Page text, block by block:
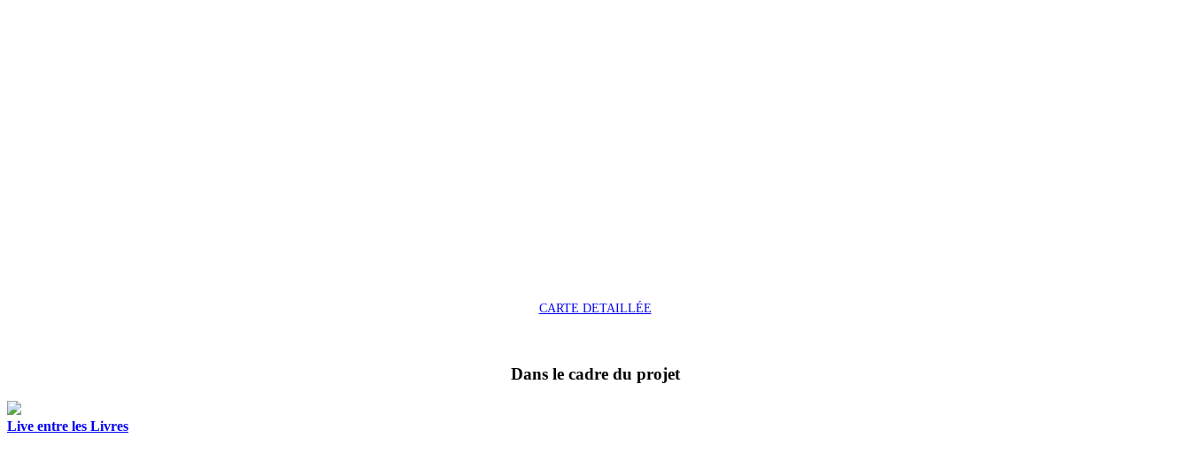
CARTE DETAILLÉE
Dans le cadre du projet
Live entre les Livres